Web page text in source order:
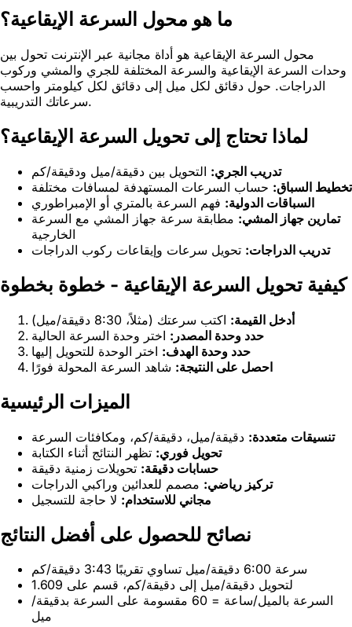
ما هو محول السرعة الإيقاعية؟
محول السرعة الإيقاعية هو أداة مجانية عبر الإنترنت تحول بين
وحدات السرعة الإيقاعية والسرعة المختلفة للجري والمشي وركوب
الدراجات. حول دقائق لكل ميل إلى دقائق لكل كيلومتر واحسب
سرعاتك التدريبية.
لماذا تحتاج إلى تحويل السرعة الإيقاعية؟
تدريب الجري: التحويل بين دقيقة/ميل ودقيقة/كم
تخطيط السباق: حساب السرعات المستهدفة لمسافات مختلفة
السباقات الدولية: فهم السرعة بالمتري أو الإمبراطوري
تمارين جهاز المشي: مطابقة سرعة جهاز المشي مع السرعة
الخارجية
تدريب الدراجات: تحويل سرعات وإيقاعات ركوب الدراجات
كيفية تحويل السرعة الإيقاعية - خطوة بخطوة
أدخل القيمة: اكتب سرعتك (مثلاً، 8:30 دقيقة/ميل)
حدد وحدة المصدر: اختر وحدة السرعة الحالية
حدد وحدة الهدف: اختر الوحدة للتحويل إليها
احصل على النتيجة: شاهد السرعة المحولة فورًا
الميزات الرئيسية
تنسيقات متعددة: دقيقة/ميل، دقيقة/كم، ومكافئات السرعة
تحويل فوري: تظهر النتائج أثناء الكتابة
حسابات دقيقة: تحويلات زمنية دقيقة
تركيز رياضي: مصمم للعدائين وراكبي الدراجات
مجاني للاستخدام: لا حاجة للتسجيل
نصائح للحصول على أفضل النتائج
سرعة 6:00 دقيقة/ميل تساوي تقريبًا 3:43 دقيقة/كم
لتحويل دقيقة/ميل إلى دقيقة/كم، قسم على 1.609
السرعة بالميل/ساعة = 60 مقسومة على السرعة بدقيقة/
ميل